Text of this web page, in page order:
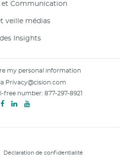
et Communication
veille médias
Insights
my personal information
Privacy@cision.com
free number: 877-297-8921
Déclaration de confidentialité